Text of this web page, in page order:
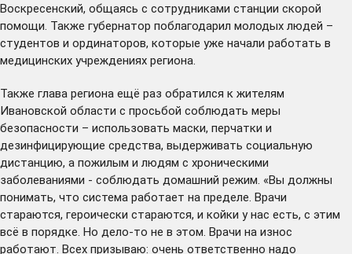
Воскресенский, общаясь с сотрудниками станции скорой
помощи. Также губернатор поблагодарил молодых людей –
студентов и ординаторов, которые уже начали работать в
медицинских учреждениях региона.
Также глава региона ещё раз обратился к жителям
Ивановской области с просьбой соблюдать меры
безопасности – использовать маски, перчатки и
дезинфицирующие средства, выдерживать социальную
дистанцию, а пожилым и людям с хроническими
заболеваниями - соблюдать домашний режим. «Вы должны
понимать, что система работает на пределе. Врачи
стараются, героически стараются, и койки у нас есть, с этим
всё в порядке. Но дело-то не в этом. Врачи на износ
работают. Всех призываю: очень ответственно надо